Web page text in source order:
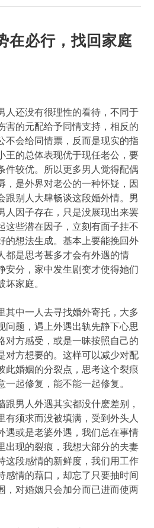
在必行，找回家庭
人还没有很理性的看待，不同于
害的元配给予同情支持，相反的
不会给同情票，反而是现实的指
王的总体表现优于现任老公，要
件较优。所以更多男人觉得配偶
，是外界对老公的一种怀疑，因
跟别人大肆畅谈这段婚外情。男
人因子存在，只是没展现出来罢
这些潜在因子，立刻有面子挂不
的想法生成。基本上要能挽回外
都是思考甚多才会有外遇的情
安分，家中发生剧变才使得她们
坏家庭。
其中一人去寻找婚外寄托，大多
问题，遇上外遇出轨先静下心思
对方感受，或是一昧按照自己的
对方想要的。这样可以减少对配
此婚姻的分裂点，思考这个裂痕
一起修复，能不能一起修复。
跟男人外遇其实都没什麽差别，
有须求而没被填满，受到外头人
遇或是老婆外遇，我们总在事情
出现的裂痕，我想大部分的夫妻
这段感情的新鲜度，我们用工作
感情的藉口，却忘了只要抽时间
，对婚姻只会加分而已进而使两